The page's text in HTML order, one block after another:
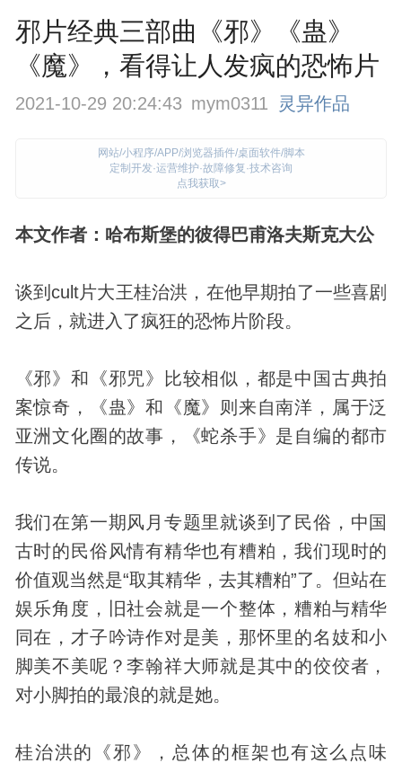
邪片经典三部曲《邪》《蛊》
《魔》，看得让人发疯的恐怖片
2021-10-29 20:24:43 mym0311 灵异作品
网站/小程序/APP/浏览器插件/桌面软件/脚本
定制开发·运营维护·故障修复·技术咨询
点我获取>
本文作者：哈布斯堡的彼得巴甫洛夫斯克大公
谈到cult片大王桂治洪，在他早期拍了一些喜剧
之后，就进入了疯狂的恐怖片阶段。
《邪》和《邪咒》比较相似，都是中国古典拍
案惊奇，《蛊》和《魔》则来自南洋，属于泛
亚洲文化圈的故事，《蛇杀手》是自编的都市
传说。
我们在第一期风月专题里就谈到了 民俗 ，中国
古时的民俗风情有精华也有糟粕，我们现时的
价值观当然是“取其精华，去其糟粕”了。但站在
娱乐角度，旧社会就是一个整体，糟粕与精华
同在，才子吟诗作对是美，那怀里的名妓和小
脚美不美呢？李翰祥大师就是其中的佼佼者，
对小脚拍的最浪的就是她。
桂治洪的《邪》，总体的框架也有这么点味